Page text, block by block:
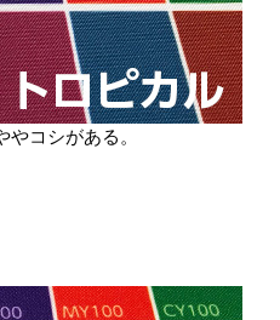
コシがある。